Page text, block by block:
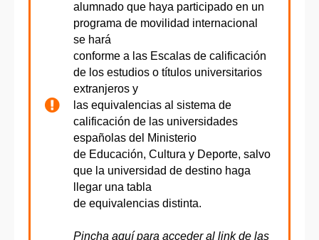
alumnado que haya participado en un
programa de movilidad internacional
se hará
conforme a las Escalas de calificación
de los estudios o títulos universitarios
extranjeros y
las equivalencias al sistema de
calificación de las universidades
españolas del Ministerio
de Educación, Cultura y Deporte, salvo
que la universidad de destino haga
llegar una tabla
de equivalencias distinta.
Pincha aquí para acceder al link de las